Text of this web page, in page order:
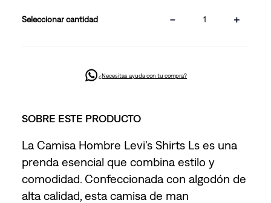
cantidad ＋
－
¿Necesitas ayuda con tu compra?
SOBRE ESTE PRODUCTO
La Camisa Hombre Levi's Shirts Ls es una
prenda esencial que combina estilo y
comodidad. Confeccionada con algodón de
alta calidad, esta camisa de man